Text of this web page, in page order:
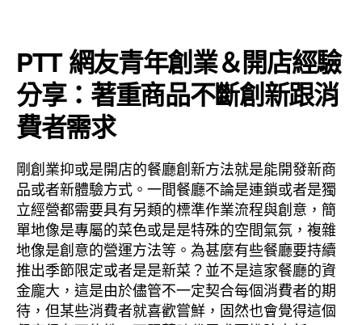
PTT 網友青年創業＆開店經驗
分享：著重商品不斷創新跟消
費者需求
剛創業抑或是開店的餐廳創新方法就是能開發新商
品或者新體驗方式。一間餐廳不論是連鎖或者是獨
立經營都需要具有另類的標準作業流程與創意，簡
單地像是專屬的菜色或是是特殊的空間氣氛，複雜
地像是創意的營運方法等。為甚麼有些餐廳要持續
推出季節限定或者是是新菜？並不是這家餐廳的資
金龐大，這是由於儘管不一定契合每個消費者的期
待，但某些消費者就喜歡嘗鮮，固然也會覺得這個